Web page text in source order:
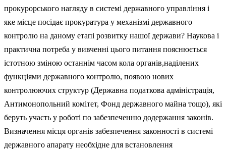
прокурорського нагляду в системі державного управління і
яке місце посідає прокуратура у механізмі державного
контролю на даному етапі розвитку нашої держави? Наукова і
практична потреба у вивченні цього питання пояснюється
істотною зміною останнім часом кола органів,наділених
функціями державного контролю, появою нових
контролюючих структур (Державна податкова адміністрація,
Антимонопольний комітет, Фонд державного майна тощо), які
беруть участь у роботі по забезпеченню додержання законів.
Визначення місця органів забезпечення законності в системі
державного апарату необхідне для встановлення